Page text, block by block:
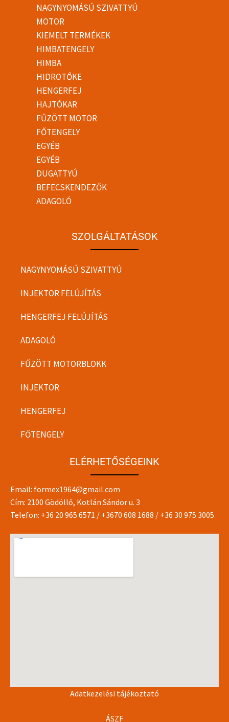
NAGYNYOMÁSÚ SZIVATTYÚ
MOTOR
KIEMELT TERMÉKEK
HIMBATENGELY
HIMBA
HIDROTŐKE
HENGERFEJ
HAJTÓKAR
FŰZÖTT MOTOR
FŐTENGELY
EGYÉB
EGYÉB
DUGATTYÚ
BEFECSKENDEZŐK
ADAGOLÓ
SZOLGÁLTATÁSOK
NAGYNYOMÁSÚ SZIVATTYÚ
INJEKTOR FELÚJÍTÁS
HENGERFEJ FELÚJÍTÁS
ADAGOLÓ
FŰZÖTT MOTORBLOKK
INJEKTOR
HENGERFEJ
FŐTENGELY
ELÉRHETŐSÉGEINK
Email: formex1964@gmail.com
Cím: 2100 Gödöllő, Kotlán Sándor u. 3
Telefon: +36 20 965 6571 / +3670 608 1688 / +36 30 975 3005
Adatkezelési tájékoztató
ÁSZF